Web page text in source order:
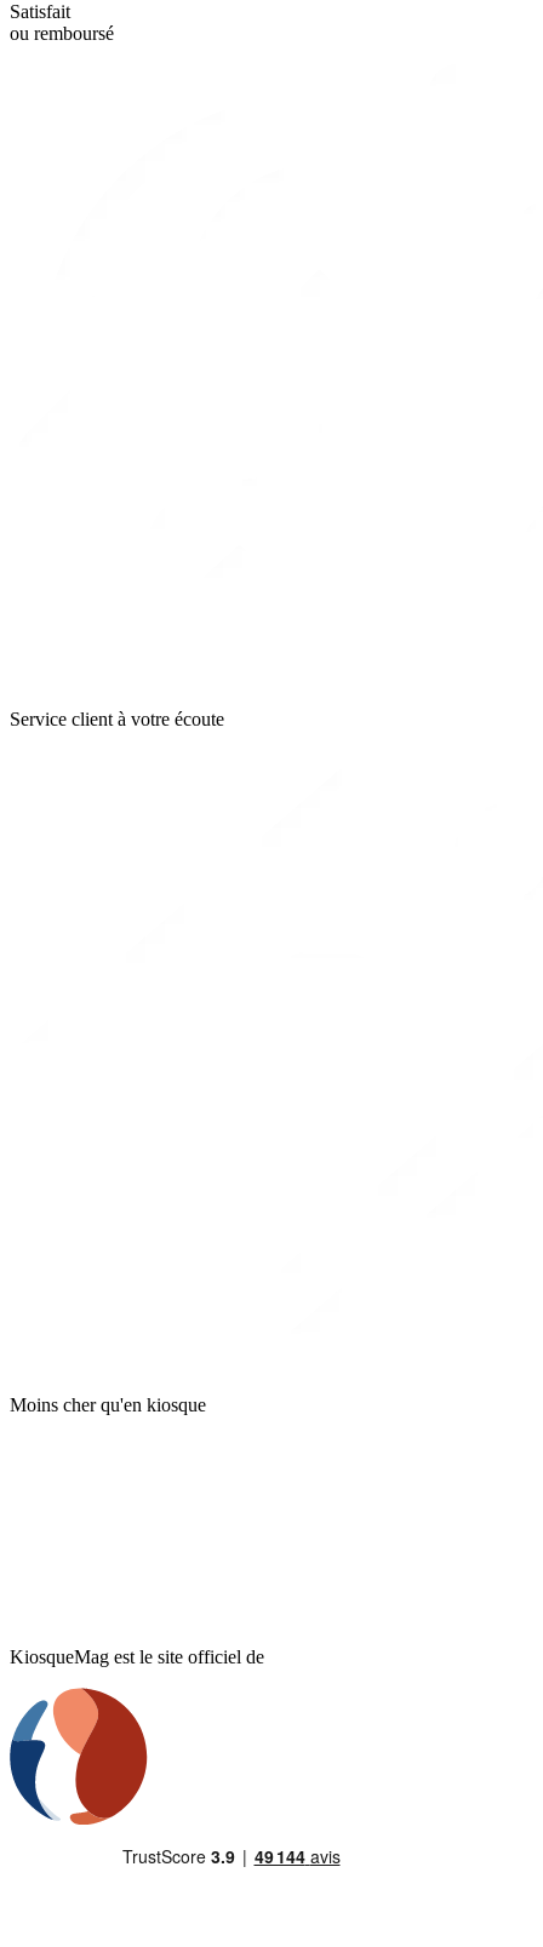
Satisfait
ou remboursé
Service client à votre écoute
Moins cher qu'en kiosque
KiosqueMag est le site officiel de